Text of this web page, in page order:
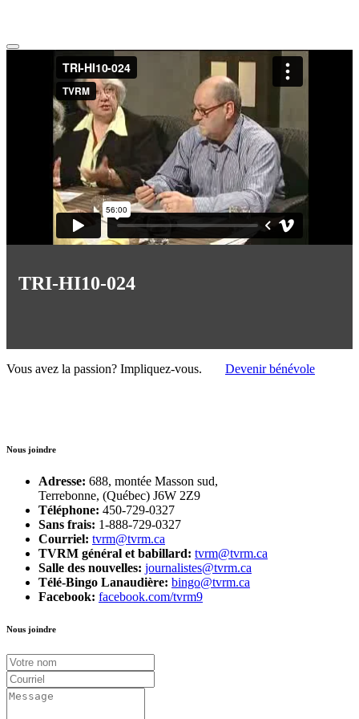
TRI-HI10-024
Vous avez la passion? Impliquez-vous. Devenir bénévole
Nous joindre
Adresse: 688, montée Masson sud,
Terrebonne, (Québec) J6W 2Z9
Téléphone: 450-729-0327
Sans frais: 1-888-729-0327
Courriel: tvrm@tvrm.ca
TVRM général et babillard: tvrm@tvrm.ca
Salle des nouvelles: journalistes@tvrm.ca
Télé-Bingo Lanaudière: bingo@tvrm.ca
Facebook: facebook.com/tvrm9
Nous joindre